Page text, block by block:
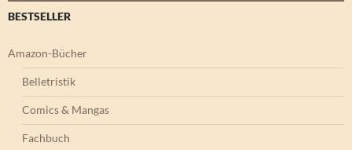
BESTSELLER
Amazon-Bücher
Belletristik
Comics & Mangas
Fachbuch